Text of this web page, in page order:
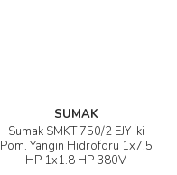
SUMAK
Sumak SMKT 750/2 EJY İki
Pom. Yangın Hidroforu 1x7.5
HP 1x1.8 HP 380V